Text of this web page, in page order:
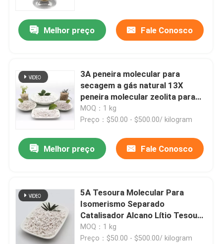
Melhor preço Fale Conosco
3A peneira molecular para
secagem a gás natural 13X
peneira molecular zeolita para
concentrador de oxigênio
MOQ：1 kg
Preço：$50.00 - $500.00/ kilogram
Melhor preço Fale Conosco
5A Tesoura Molecular Para
Isomerismo Separado
Catalisador Alcano Lítio Tesoura
Molecular Oxigênio Mcm 22
Zeolita
MOQ：1 kg
Preço：$50.00 - $500.00/ kilogram